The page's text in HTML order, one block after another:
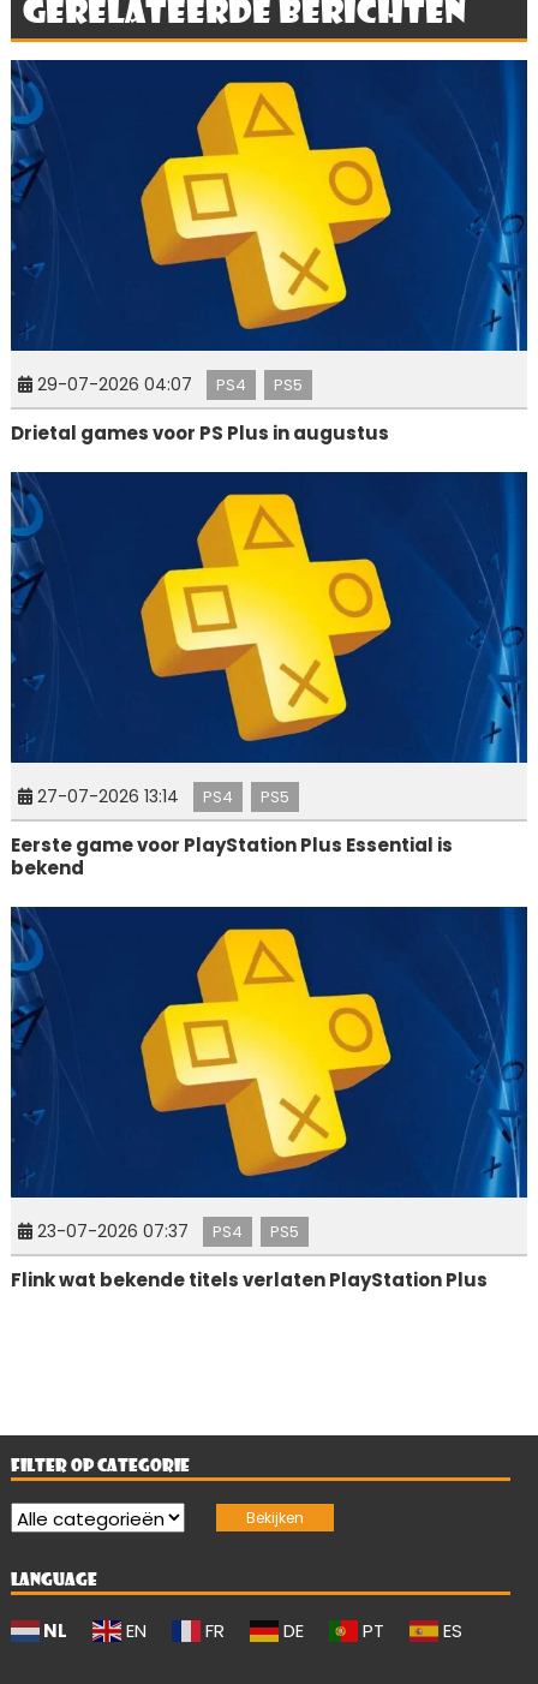
Gerelateerde berichten
29-07-2026 04:07 PS4 PS5
Drietal games voor PS Plus in augustus
27-07-2026 13:14 PS4 PS5
Eerste game voor PlayStation Plus Essential is
bekend
23-07-2026 07:37 PS4 PS5
Flink wat bekende titels verlaten PlayStation Plus
FILTER OP CATEGORIE
LANGUAGE
NL EN FR DE PT ES